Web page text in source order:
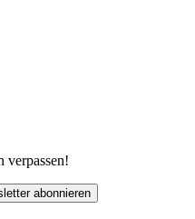
verpassen!
abonnieren